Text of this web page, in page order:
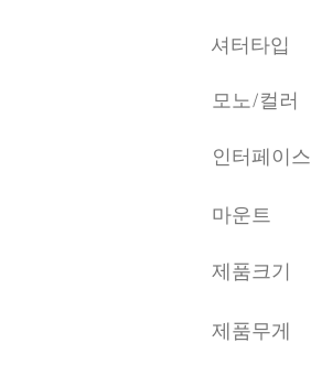
​셔터타입
모노/컬러
인터페이스
마운트
제품크기
제품무게